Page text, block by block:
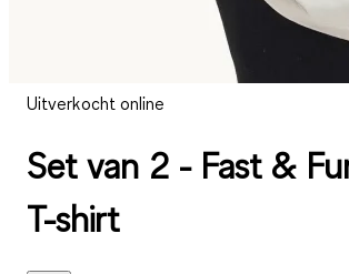
Uitverkocht online
Set van 2 - Fast &
T-shirt